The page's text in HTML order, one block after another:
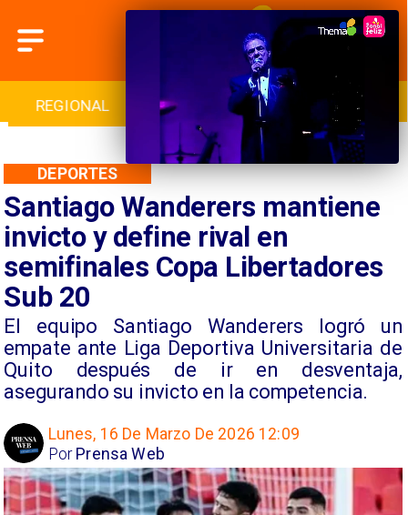
INTERNACIONAL DEPORTES CULTURA
Santiago Wanderers mantiene
invicto y define rival en
semifinales Copa Libertadores
Sub 20
El equipo Santiago Wanderers logró un
empate ante Liga Deportiva Universitaria de
Quito después de ir en desventaja,
asegurando su invicto en la competencia.
DEPORTES
Lunes, 16 De Marzo De 2026 12:09
Prensa Web
Por